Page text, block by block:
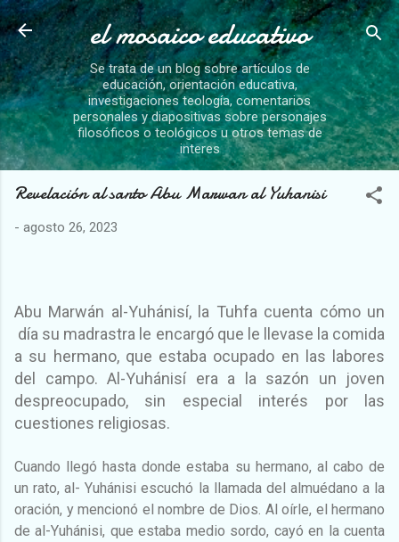
Ir al contenido principal
el mosaico educativo
Se trata de un blog sobre artículos de
educación, orientación educativa,
investigaciones teología, comentarios
personales y diapositivas sobre personajes
filosóficos o teológicos u otros temas de
interes
Revelación al santo Abu Marwan al Yuhanisi
- agosto 26, 2023
Abu Marwán al-Yuhánisí, la Tuhfa cuenta cómo un
día su madrastra le encargó que le llevase la comida
a su hermano, que estaba ocupado en las labores
del campo. Al-Yuhánisí era a la sazón un joven
despreocupado, sin especial interés por las
cuestiones religiosas.
Cuando llegó hasta donde estaba su hermano, al cabo de
un rato, al- Yuhánisi escuchó la llamada del almuédano a la
oración, y mencionó el nombre de Dios. Al oírle, el hermano
de al-Yuhánisi, que estaba medio sordo, cayó en la cuenta